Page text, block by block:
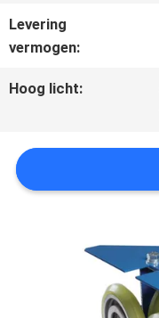
SITEMAP
POLICY
Levering
vermogen:
Hoog licht: